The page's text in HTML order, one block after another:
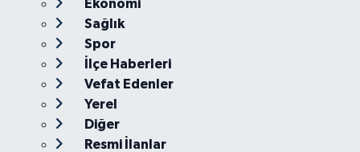
Ekonomi
Sağlık
Spor
İlçe Haberleri
Vefat Edenler
Yerel
Diğer
Resmi İlanlar